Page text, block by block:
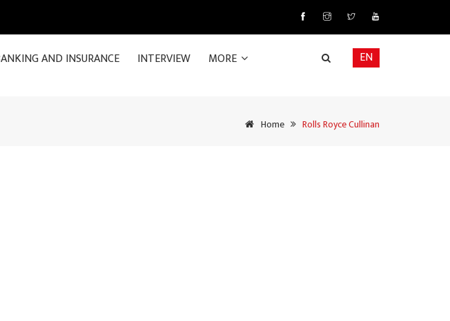
AND INSURANCE INTERVIEW MORE EN
Home Rolls Royce Cullinan